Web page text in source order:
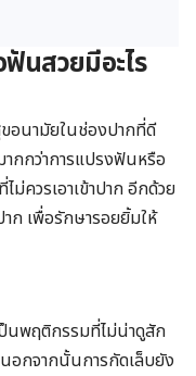
ฟันสวยมีอะไร
อนามัยในช่องปากที่ดี
กกว่าการแปรงฟันหรือ
ควรเอาเข้าปาก อีกด้วย
ก เพื่อรักษารอยยิ้มให้
นพฤติกรรมที่ไม่น่าดูสัก
อกจากนั้นการกัดเล็บยัง